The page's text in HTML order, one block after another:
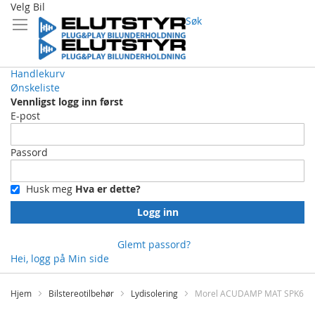
Velg Bil
Søk
Handlekurv
Ønskeliste
Vennligst logg inn først
E-post
Passord
Husk meg Hva er dette?
Logg inn
Glemt passord?
Hei, logg på Min side
Skip
Content
Hjem Bilstereotilbehør Lydisolering Morel ACUDAMP MAT SPK6